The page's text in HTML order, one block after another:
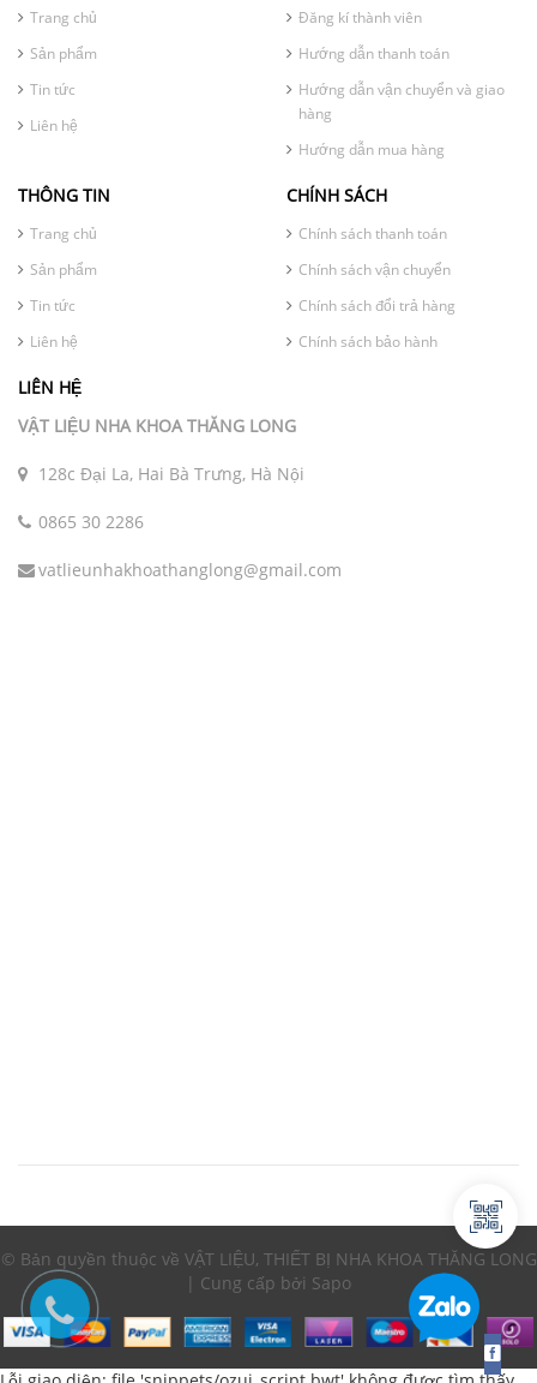
Trang chủ
Sản phẩm
Tin tức
Liên hệ
Đăng kí thành viên
Hướng dẫn thanh toán
Hướng dẫn vận chuyển và giao
hàng
Hướng dẫn mua hàng
THÔNG TIN
Trang chủ
Sản phẩm
Tin tức
Liên hệ
CHÍNH SÁCH
Chính sách thanh toán
Chính sách vận chuyển
Chính sách đổi trả hàng
Chính sách bảo hành
LIÊN HỆ
VẬT LIỆU NHA KHOA THĂNG LONG
128c Đại La, Hai Bà Trưng, Hà Nội
0865 30 2286
vatlieunhakhoathanglong@gmail.com
© Bản quyền thuộc về VẬT LIỆU, THIẾT BỊ NHA KHOA THĂNG LONG
| Cung cấp bởi Sapo